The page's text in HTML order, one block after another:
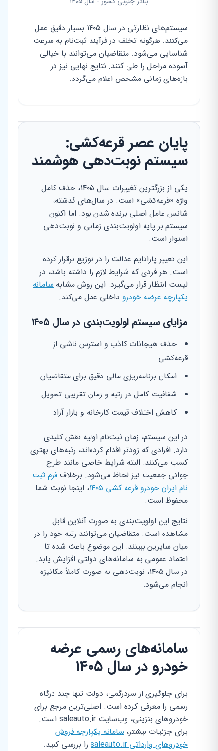
سیستم‌های نظارتی در سال ۱۴۰۵ بسیار دقیق عمل
می‌کنند. هرگونه تخلف در فرآیند ثبت‌نام به سرعت
شناسایی می‌شود. متقاضیان می‌توانند با خیالی
آسوده مراحل را طی کنند. نتایج نهایی نیز در
بازه‌های زمانی مشخص اعلام می‌گردد.
پایان عصر قرعه‌کشی:
سیستم نوبت‌دهی هوشمند
یکی از بزرگترین تغییرات سال ۱۴۰۵، حذف کامل
واژه «قرعه‌کشی» است. در سال‌های گذشته،
شانس عامل اصلی برنده شدن بود. اما اکنون
سیستم بر پایه اولویت‌بندی زمانی و نوبت‌دهی
استوار است.
این تغییر پارادایم عدالت را در توزیع برقرار کرده
است. هر فردی که شرایط لازم را داشته باشد، در
لیست انتظار قرار می‌گیرد. این روش مشابه سامانه
یکپارچه عرضه خودرو داخلی عمل می‌کند.
مزایای سیستم اولویت‌بندی در سال ۱۴۰۵
حذف هیجانات کاذب و استرس ناشی از
قرعه‌کشی
امکان برنامه‌ریزی مالی دقیق برای متقاضیان
شفافیت کامل در رتبه و زمان تقریبی تحویل
کاهش اختلاف قیمت کارخانه و بازار آزاد
در این سیستم، زمان ثبت‌نام اولیه نقش کلیدی
دارد. افرادی که زودتر اقدام کرده‌اند، رتبه‌های بهتری
کسب می‌کنند. البته شرایط خاصی مانند طرح
جوانی جمعیت نیز لحاظ می‌شود. برخلاف فرم ثبت
نام ایران خودرو قرعه کشی ۱۴۰۵
، اینجا نوبت شما
محفوظ است.
نتایج این اولویت‌بندی به صورت آنلاین قابل
مشاهده است. متقاضیان می‌توانند رتبه خود را در
میان سایرین ببینند. این موضوع باعث شده تا
اعتماد عمومی به سامانه‌های دولتی افزایش یابد.
در سال ۱۴۰۵، نوبت‌دهی به صورت کاملاً مکانیزه
انجام می‌شود.
سامانه‌های رسمی عرضه
خودرو در سال ۱۴۰۵
برای جلوگیری از سردرگمی، دولت تنها چند درگاه
رسمی را معرفی کرده است. اصلی‌ترین مرجع برای
خودروهای بنزینی، وب‌سایت saleauto.ir است.
برای جزئیات بیشتر، سامانه یکپارچه فروش
خودروهای وارداتی saleauto.ir
را بررسی کنید.